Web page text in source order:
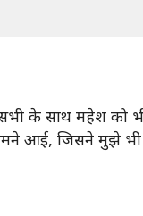
के साथ महेश को भी
आई, जिसने मुझे